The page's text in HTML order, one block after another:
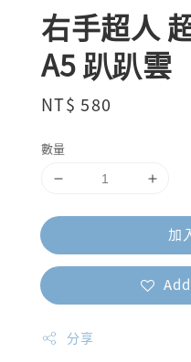
右手超人
A5 趴趴雲
Regular
NT$ 580
數量
加
分享